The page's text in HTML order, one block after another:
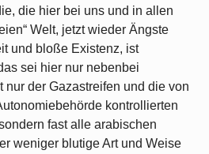
die hier bei uns und in allen
Welt, jetzt wieder Ängste
und bloße Existenz, ist
sei hier nur nebenbei
der Gazastreifen und die von
kontrollierten
fast alle arabischen
weniger blutige Art und Weise